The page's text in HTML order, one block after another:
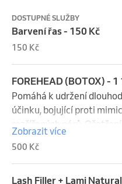
DOSTUPNÉ SLUŽBY
Barvení řas - 150 Kč
150 Kč
FOREHEAD (BOTOX) - 1
Pomáhá k udržení
účinku, bojující proti
rozšířených pórů.
rozacea.
V případě celkového RF
dekoltu        + 400 Kč
Zobrazit více
500 Kč
Lash Filler + Lami